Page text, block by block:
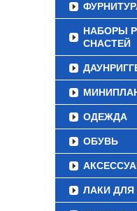
НАБОРЫ
СНАСТЕЙ
ОДЕЖДА
ОБУВЬ
ЛАКИ